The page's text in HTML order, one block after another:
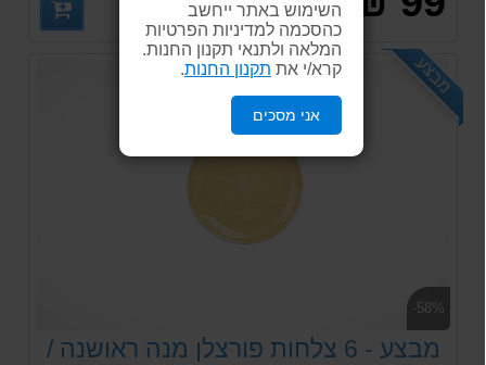
השימוש באתר ייחשב
כהסכמה למדיניות הפרטיות
המלאה ולתנאי תקנון החנות.
קרא/י את תקנון החנות.
אני מסכים
מבצע
-58%
מבצע - 6 צלחות פורצלן מנה ראושנה /